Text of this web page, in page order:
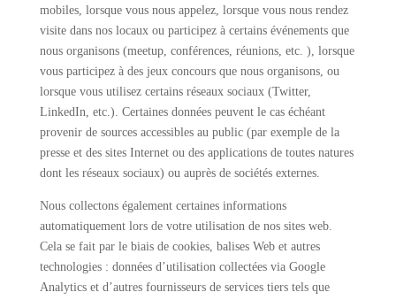
mobiles, lorsque vous nous appelez, lorsque vous nous rendez
visite dans nos locaux ou participez à certains événements que
nous organisons (meetup, conférences, réunions, etc. ), lorsque
vous participez à des jeux concours que nous organisons, ou
lorsque vous utilisez certains réseaux sociaux (Twitter,
LinkedIn, etc.). Certaines données peuvent le cas échéant
provenir de sources accessibles au public (par exemple de la
presse et des sites Internet ou des applications de toutes natures
dont les réseaux sociaux) ou auprès de sociétés externes.
Nous collectons également certaines informations
automatiquement lors de votre utilisation de nos sites web.
Cela se fait par le biais de cookies, balises Web et autres
technologies : données d’utilisation collectées via Google
Analytics et d’autres fournisseurs de services tiers tels que